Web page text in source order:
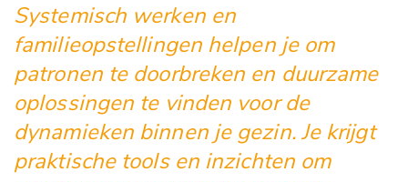
Systemisch werken en
familieopstellingen helpen je om
patronen te doorbreken en duurzame
oplossingen te vinden voor de
dynamieken binnen je gezin. Je krijgt
praktische tools en inzichten om